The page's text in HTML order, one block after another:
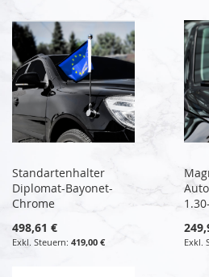
Standartenhalter
Diplomat-Bayonet-
Chrome
498,61 €
419,00 €